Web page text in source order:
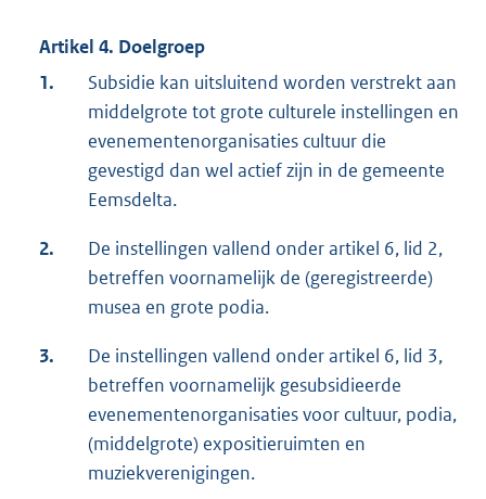
Artikel 4. Doelgroep
1.
Subsidie kan uitsluitend worden verstrekt aan
middelgrote tot grote culturele instellingen en
evenementenorganisaties cultuur die
gevestigd dan wel actief zijn in de gemeente
Eemsdelta.
2.
De instellingen vallend onder artikel 6, lid 2,
betreffen voornamelijk de (geregistreerde)
musea en grote podia.
3.
De instellingen vallend onder artikel 6, lid 3,
betreffen voornamelijk gesubsidieerde
evenementenorganisaties voor cultuur, podia,
(middelgrote) expositieruimten en
muziekverenigingen.